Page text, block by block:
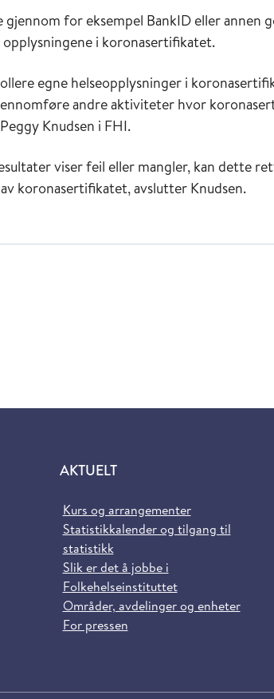
for eksempel BankID eller annen
i koronasertifikatet.
egne helseopplysninger i
andre aktiviteter hvor
Knudsen i FHI.
viser feil eller mangler, kan dette
koronasertifikatet, avslutter Knudsen.
AKTUELT
Kurs og arrangementer
Statistikkalender og tilgang til
statistikk
Slik er det å jobbe i
Folkehelseinstituttet
Områder, avdelinger og enheter
For pressen